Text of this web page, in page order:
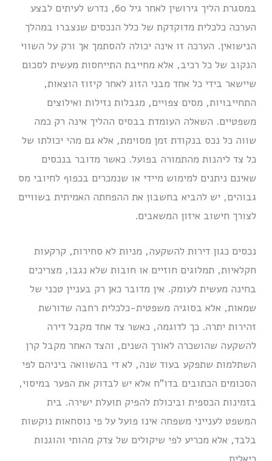
במסגרת הליך גירושין לאחר גיל 60, נדרש לעיתים לבצע
הערכה כלכלית מדוקדקת של כלל הנכסים שנצברו במהלך
הנישואין. הערכה זו אינה יכולה להסתמך אך ורק על השווי
הנקוב של כל רכיב, אלא מחייבת התייחסות מעשית לסכום
שיישאר בידי כל אחד מבני הזוג לאחר קיזוז הוצאות,
התחייבויות, מסים צפויים, מגבלות נזילות ואילוצים
משפטיים. השאלה העומדת בבסיס ההליך אינה רק כמה
שווה כל נכס בנקודת זמן מסוימת, אלא גם מהי יכולתו של
כל צד ליהנות מהתמורה בפועל. כאשר מדובר בנכסים
שאינם ניתנים למימוש מיידי או שנמכרים בכפוף לחיובי מס
גבוהים, יש להביא בחשבון את ההפחתה האמיתית בשוויים
לצורך חישוב איזון המשאבים.
נכסים כגון דירות להשקעה, מניות לא סחירות, קרקעות
חקלאיות, תמלוגים חוזיים או חובות שלא נגבו, מצריכים
בחינה מעשית לעומק. אין מדובר כאן רק בעניין טכני של
שמאות, אלא בסוגיה משפטית-כלכלית רחבה שדורשת
זהירות יתרה. כך לדוגמה, כאשר צד אחד מקבל דירה
להשקעה שהושכרה לאורך השנים, והצד האחר מקבל קרן
השתלמות שתפקע בעוד שנה, לא די בהשוואה ביניהם לפי
הסכומים הכתובים בדו”ח אלא יש לבדוק את הפער במיסוי,
בזמינות הכספית וביכולת להפיק תועלת ישירה. בית
המשפט לענייני משפחה אינו פועל על פי נוסחאות נוקשות
בלבד, אלא מכריע לפי שיקולים של צדק מהותי והוגנות